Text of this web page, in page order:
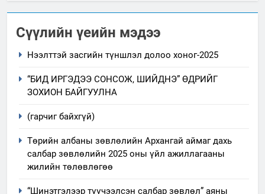
Сүүлийн үеийн мэдээ
Нээлттэй засгийн түншлэл долоо хоног-2025
“БИД ИРГЭДЭЭ СОНСОЖ, ШИЙДНЭ” ӨДРИЙГ
ЗОХИОН БАЙГУУЛНА
(гарчиг байхгүй)
Төрийн албаны зөвлөлийн Архангай аймаг дахь
салбар зөвлөлийн 2025 оны үйл ажиллагааны
жилийн төлөвлөгөө
“Шинэтгэлээр түүчээлсэн салбар зөвлөл” аяны